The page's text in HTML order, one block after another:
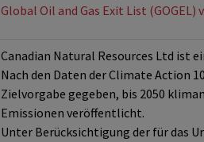
Global Oil and Gas Exit List (GOGEL)
Canadian Natural Resources Ltd ist
Nach den Daten der Climate Action
Zielvorgabe gegeben, bis 2050
Emissionen veröffentlicht.
Unter Berücksichtigung der für das